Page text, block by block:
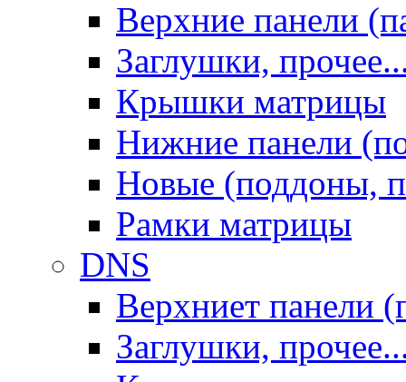
Верхние панели
Заглушки,
Крышки матрицы
Нижние панели
Новые (поддоны,
Рамки матрицы
DNS
Верхниет панели
Заглушки,